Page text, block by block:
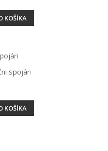
KOŠÍKA
spojári
KOŠÍKA